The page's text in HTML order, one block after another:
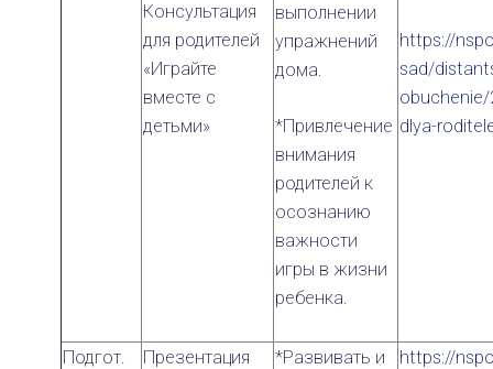
Консультация
для родителей
«Играйте
вместе с
детьми»
выполнении
упражнений
дома.
*Привлечение
внимания
родителей к
осознанию
важности
игры в жизни
ребенка.
https://
sad/
dlya-
Подгот.
Презентация
*Развивать и
https://